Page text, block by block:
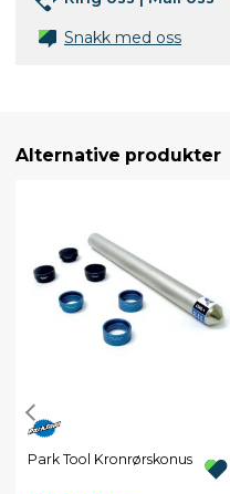
Snakk med oss
Alternative produkter
Park Tool Kronrørskonus